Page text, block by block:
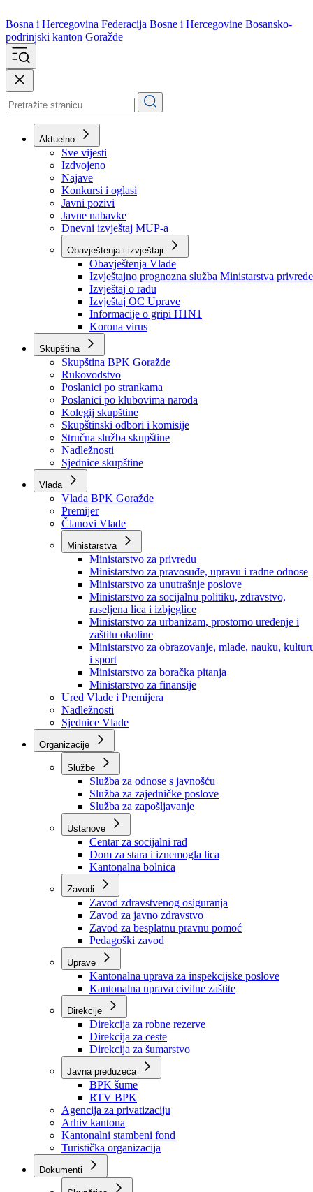
Bosna i Hercegovina
podrinjski kanton Goražde
Aktuelno
Sve vijesti
Izdvojeno
Najave
Konkursi i oglasi
Javni pozivi
Javne nabavke
Dnevni izvještaj MUP-a
Obavještenja i izvještaji
Obavještenja Vlade
Izvještajno prognozna služba Ministarstva privrede
Izvještaj o radu
Izvještaj OC Uprave
Informacije o gripi H1N1
Korona virus
Skupština
Skupština BPK Goražde
Rukovodstvo
Poslanici po strankama
Poslanici po klubovima naroda
Kolegij skupštine
Skupštinski odbori i komisije
Stručna služba skupštine
Nadležnosti
Sjednice skupštine
Vlada
Vlada BPK Goražde
Premijer
Članovi Vlade
Ministarstva
Ministarstvo za privredu
Ministarstvo za pravosuđe, upravu i radne odnose
Ministarstvo za unutrašnje poslove
Ministarstvo za socijalnu politiku, zdravstvo,
raseljena lica i izbjeglice
Ministarstvo za urbanizam, prostorno uređenje i
zaštitu okoline
Ministarstvo za obrazovanje, mlade, nauku,
i sport
Ministarstvo za boračka pitanja
Ministarstvo za finansije
Ured Vlade i Premijera
Nadležnosti
Sjednice Vlade
Organizacije
Službe
Služba za odnose s javnošću
Služba za zajedničke poslove
Služba za zapošljavanje
Ustanove
Centar za socijalni rad
Dom za stara i iznemogla lica
Kantonalna bolnica
Zavodi
Zavod zdravstvenog osiguranja
Zavod za javno zdravstvo
Zavod za besplatnu pravnu pomoć
Pedagoški zavod
Kantonalna uprava za inspekcijske poslove
Kantonalna uprava civilne zaštite
Direkcije
Direkcija za robne rezerve
Direkcija za ceste
Direkcija za šumarstvo
Javna preduzeća
BPK šume
RTV BPK
Agencija za privatizaciju
Arhiv kantona
Kantonalni stambeni fond
Turistička organizacija